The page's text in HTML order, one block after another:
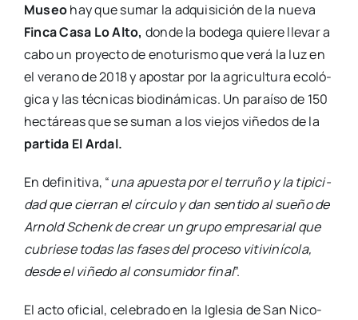
Museohay que sumar la adqui­si­ción de la nue­va
Fin­ca Casa Lo Alto, don­de la bode­ga quie­re lle­var a
cabo un pro­yec­to de enotu­ris­mo que verá la luz en
el verano de 2018 y apos­tar por la agri­cul­tu­ra eco­ló­
gi­ca y las téc­ni­cas bio­di­ná­mi­cas. Un paraí­so de 150
hec­tá­reas que se suman a los vie­jos viñe­dos de la
par­ti­da El Ardal.
En defi­ni­ti­va, “una apues­ta por el terru­ño y la tipi­ci­
dad que cie­rran el círcu­lo y dan sen­ti­do al sue­ño de
Arnold Schenk de crear un gru­po empre­sa­rial que
cubrie­se todas las fases del pro­ce­so viti­vi­ní­co­la,
des­de el viñe­do al con­su­mi­dor final”.
El acto ofi­cial, cele­bra­do en la Igle­sia de San Nico­